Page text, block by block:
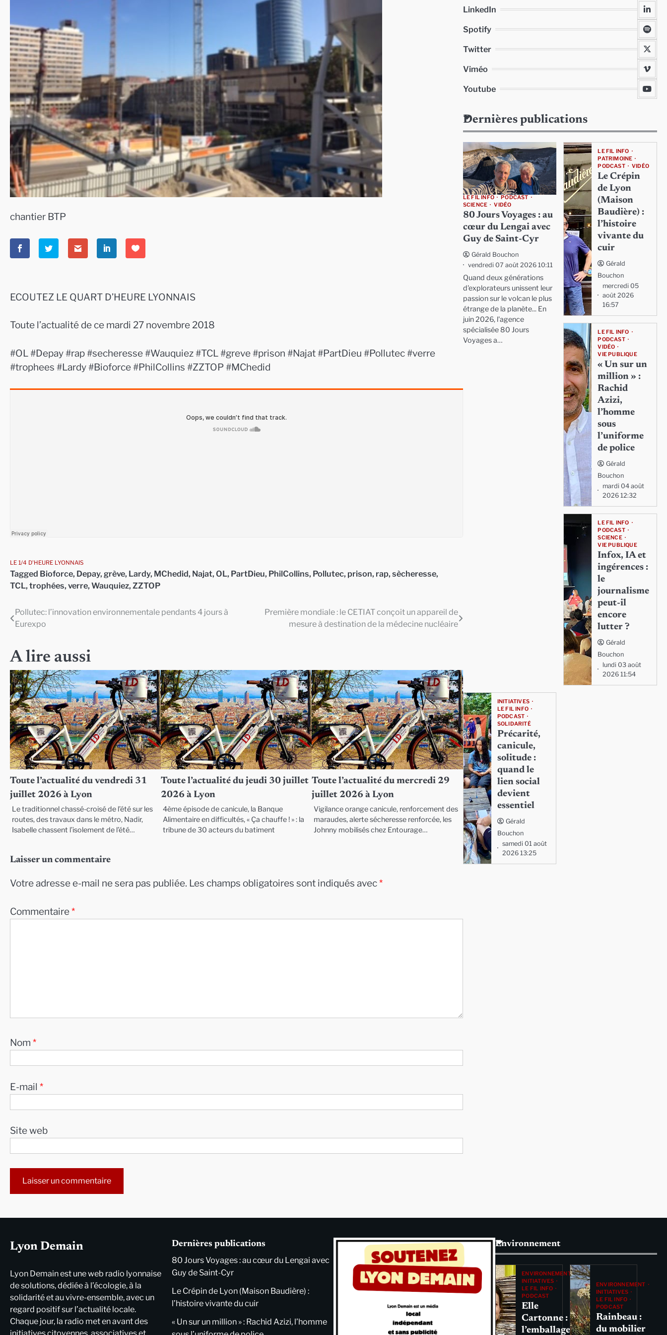
chantier BTP
ECOUTEZ LE QUART D’HEURE LYONNAIS
Toute l’actualité de ce mardi 27 novembre 2018
#OL #Depay #rap #secheresse #Wauquiez #TCL #greve #prison #Najat #PartDieu #Pollutec #verre
#trophees #Lardy #Bioforce #PhilCollins #ZZTOP #MChedid
LE 1/4 D'HEURE LYONNAIS
Tagged Bioforce, Depay, grève, Lardy, MChedid, Najat, OL, PartDieu, PhilCollins, Pollutec, prison, rap, sècheresse,
TCL, trophées, verre, Wauquiez, ZZTOP
Navigation
l’article
Pollutec: l’innovation environnementale pendants 4 jours à
Eurexpo
Première mondiale : le CETIAT conçoit un appareil de
mesure à destination de la médecine nucléaire
A lire aussi
Toute l’actualité du vendredi 31
juillet 2026 à Lyon
Le traditionnel chassé-croisé de l’été sur les
routes, des travaux dans le métro, Nadir,
Isabelle chassent l’isolement de l’été…
Toute l’actualité du jeudi 30 juillet
2026 à Lyon
4ème épisode de canicule, la Banque
Alimentaire en difficultés, « Ça chauffe ! » : la
tribune de 30 acteurs du batiment
Toute l’actualité du mercredi 29
juillet 2026 à Lyon
Vigilance orange canicule, renforcement des
maraudes, alerte sécheresse renforcée, les
Johnny mobilisés chez Entourage…
Laisser un commentaire
Votre adresse e-mail ne sera pas publiée. Les champs obligatoires sont indiqués avec*
Commentaire*
Nom *
E-mail *
Site web
LinkedIn
Spotify
Twitter
Viméo
Youtube
Dernières publications
LE FIL INFO
PODCAST
SCIENCE
VIDÉO
80 Jours Voyages : au
cœur du Lengai avec
Guy de Saint-Cyr
Gérald Bouchon
vendredi 07 août 2026 10:11
Quand deux générations
d'explorateurs unissent leur
passion sur le volcan le plus
étrange de la planète... En
juin 2026, l'agence
spécialisée 80 Jours
Voyages a…
LE FIL INFO
PATRIMOINE
PODCAST
VIDÉO
Le Crépin
de Lyon
(Maison
Baudière) :
l’histoire
vivante du
cuir
Gérald
Bouchon
mercredi 05
août 2026
16:57
LE FIL INFO
PODCAST
VIDÉO
VIE PUBLIQUE
« Un sur un
million » :
Rachid
Azizi,
l’homme
sous
l’uniforme
de police
Gérald
Bouchon
mardi 04 août
2026 12:32
LE FIL INFO
PODCAST
SCIENCE
VIE PUBLIQUE
Infox, IA et
ingérences :
le
journalisme
peut-il
encore
lutter ?
Gérald
Bouchon
lundi 03 août
2026 11:54
INITIATIVES
LE FIL INFO
PODCAST
SOLIDARITÉ
Précarité,
canicule,
solitude :
quand le
lien social
devient
essentiel
Gérald
Bouchon
samedi 01 août
2026 13:25
Lyon Demain
Lyon Demain est une web radio lyonnaise
de solutions, dédiée à l’écologie, à la
solidarité et au vivre-ensemble, avec un
regard positif sur l’actualité locale.
Chaque jour, la radio met en avant des
Dernières publications
80 Jours Voyages : au cœur du Lengai avec
Guy de Saint-Cyr
Le Crépin de Lyon (Maison Baudière) :
l’histoire vivante du cuir
« Un sur un million » : Rachid Azizi, l’homme
Environnement
ENVIRONNEMENT
INITIATIVES
LE FIL INFO
PODCAST
Elle
Cartonne :
l’emballage
ENVIRONNEMENT
INITIATIVES
LE FIL INFO
PODCAST
Rainbeau :
du mobilier